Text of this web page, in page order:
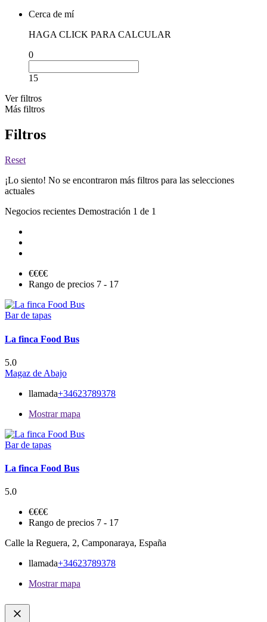
Cerca de mí
HAGA CLICK PARA CALCULAR
0
15
Ver filtros
Más filtros
Filtros
Reset
¡Lo siento! No se encontraron más filtros para las selecciones
actuales
Negocios recientes Demostración 1 de 1
€€€€
Rango de precios 7 - 17
Bar de tapas
La finca Food Bus
5.0
Magaz de Abajo
llamada+34623789378
Mostrar mapa
Bar de tapas
La finca Food Bus
5.0
€€€€
Rango de precios 7 - 17
Calle la Reguera, 2, Camponaraya, España
llamada+34623789378
Mostrar mapa